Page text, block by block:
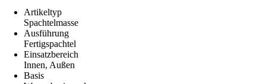
Artikeltyp
Spachtelmasse
Ausführung
Fertigspachtel
Einsatzbereich
Innen, Außen
Basis